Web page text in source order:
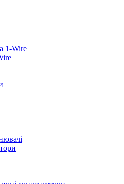
1-Wire